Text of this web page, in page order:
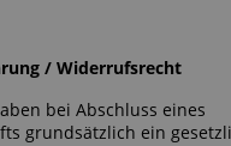
/ Widerrufsrecht
bei Abschluss eines
grundsätzlich ein